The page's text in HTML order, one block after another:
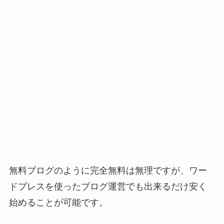
無料ブログのように完全無料は無理ですが、ワー
ドプレスを使ったブログ運営でも出来るだけ安く
始めることが可能です。